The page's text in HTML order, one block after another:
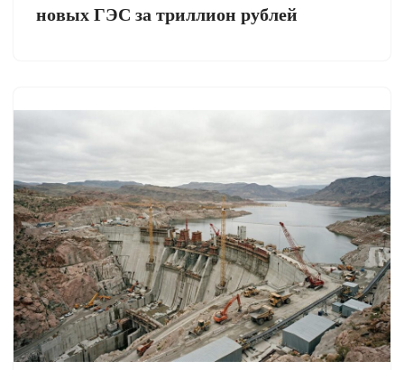
новых ГЭС за триллион рублей